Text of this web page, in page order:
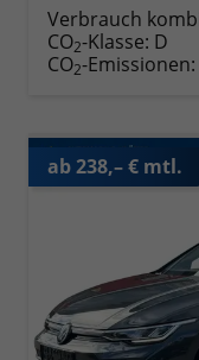
Verbrauch
CO2-Klasse: D
CO2-Emissionen:
ab 238,– € mtl.